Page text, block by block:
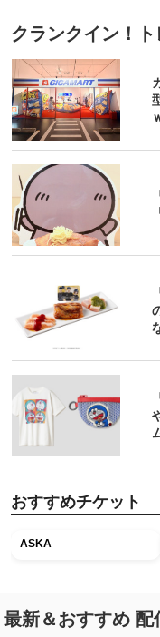
クランクイン！
おすすめチケット
ASKA
最新＆おすすめ 配